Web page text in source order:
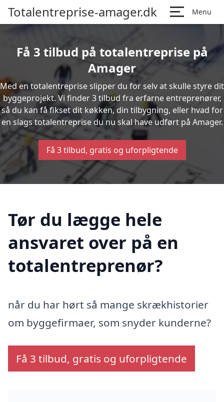
Totalentreprise-amager.dk Menu
Få 3 tilbud på totalentreprise på
Amager
Med en totalentreprise slipper du for selv at skulle styre dit
byggeprojekt. Vi finder 3 tilbud fra erfarne entreprenører,
så du kan få fikset dit køkken, din tilbygning, eller hvad for
en slags totalentreprise du nu skal have udført på Amager.
Få 3 tilbud, gratis og uforpligtende
Tør du lægge hele
ansvaret over på en
totalentreprenør?
når du har hørt så mange skrækhistorier
om byggefirmaer, som snyder kunderne?
Få 3 tilbud, gratis og uforpligtende